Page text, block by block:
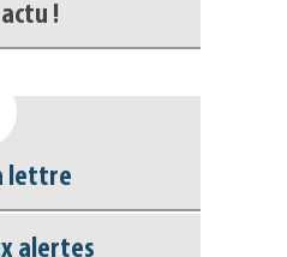
!
lettre
alertes